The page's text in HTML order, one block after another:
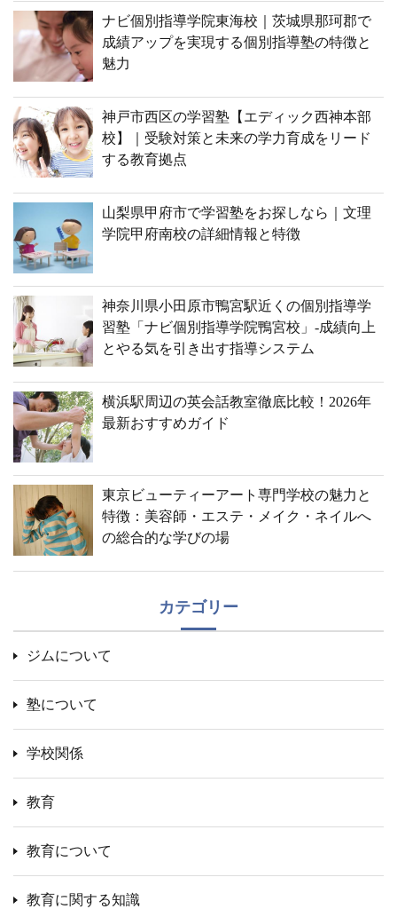
ナビ個別指導学院東海校｜茨城県那珂郡で
成績アップを実現する個別指導塾の特徴と
魅力
神戸市西区の学習塾【エディック西神本部
校】｜受験対策と未来の学力育成をリード
する教育拠点
山梨県甲府市で学習塾をお探しなら｜文理
学院甲府南校の詳細情報と特徴
神奈川県小田原市鴨宮駅近くの個別指導学
習塾「ナビ個別指導学院鴨宮校」-成績向上
とやる気を引き出す指導システム
横浜駅周辺の英会話教室徹底比較！2026年
最新おすすめガイド
東京ビューティーアート専門学校の魅力と
特徴：美容師・エステ・メイク・ネイルへ
の総合的な学びの場
カテゴリー
ジムについて
塾について
学校関係
教育
教育について
教育に関する知識